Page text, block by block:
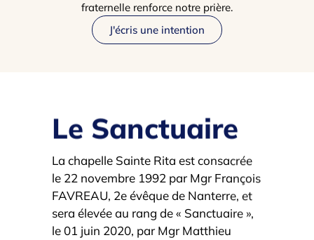
fraternelle renforce notre prière.
J'écris une intention
Le Sanctuaire
La chapelle Sainte Rita est consacrée
le 22 novembre 1992 par Mgr François
FAVREAU, 2e évêque de Nanterre, et
sera élevée au rang de « Sanctuaire »,
le 01 juin 2020, par Mgr Matthieu